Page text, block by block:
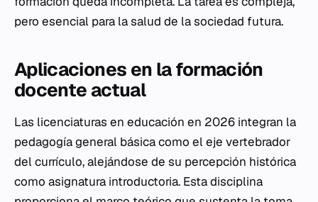
pero esencial para la salud de la sociedad futura.
Aplicaciones en la formación
docente actual
Las licenciaturas en educación en 2026 integran la
pedagogía general básica como el eje vertebrador
del currículo, alejándose de su percepción histórica
como asignatura introductoria. Esta disciplina